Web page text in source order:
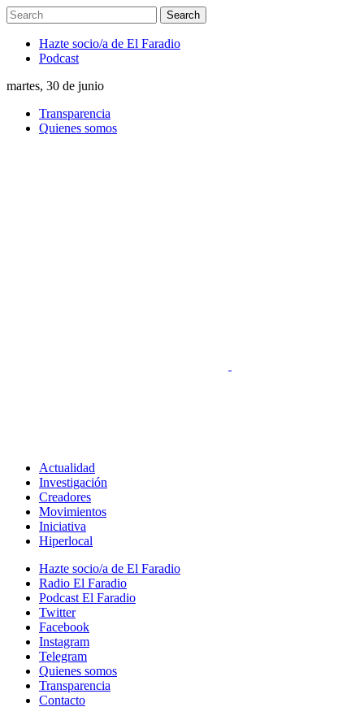
Hazte socio/a de El Faradio
Podcast
martes, 30 de junio
Transparencia
Quienes somos
Actualidad
Investigación
Creadores
Movimientos
Iniciativa
Hiperlocal
Hazte socio/a de El Faradio
Radio El Faradio
Podcast El Faradio
Twitter
Facebook
Instagram
Telegram
Quienes somos
Transparencia
Contacto